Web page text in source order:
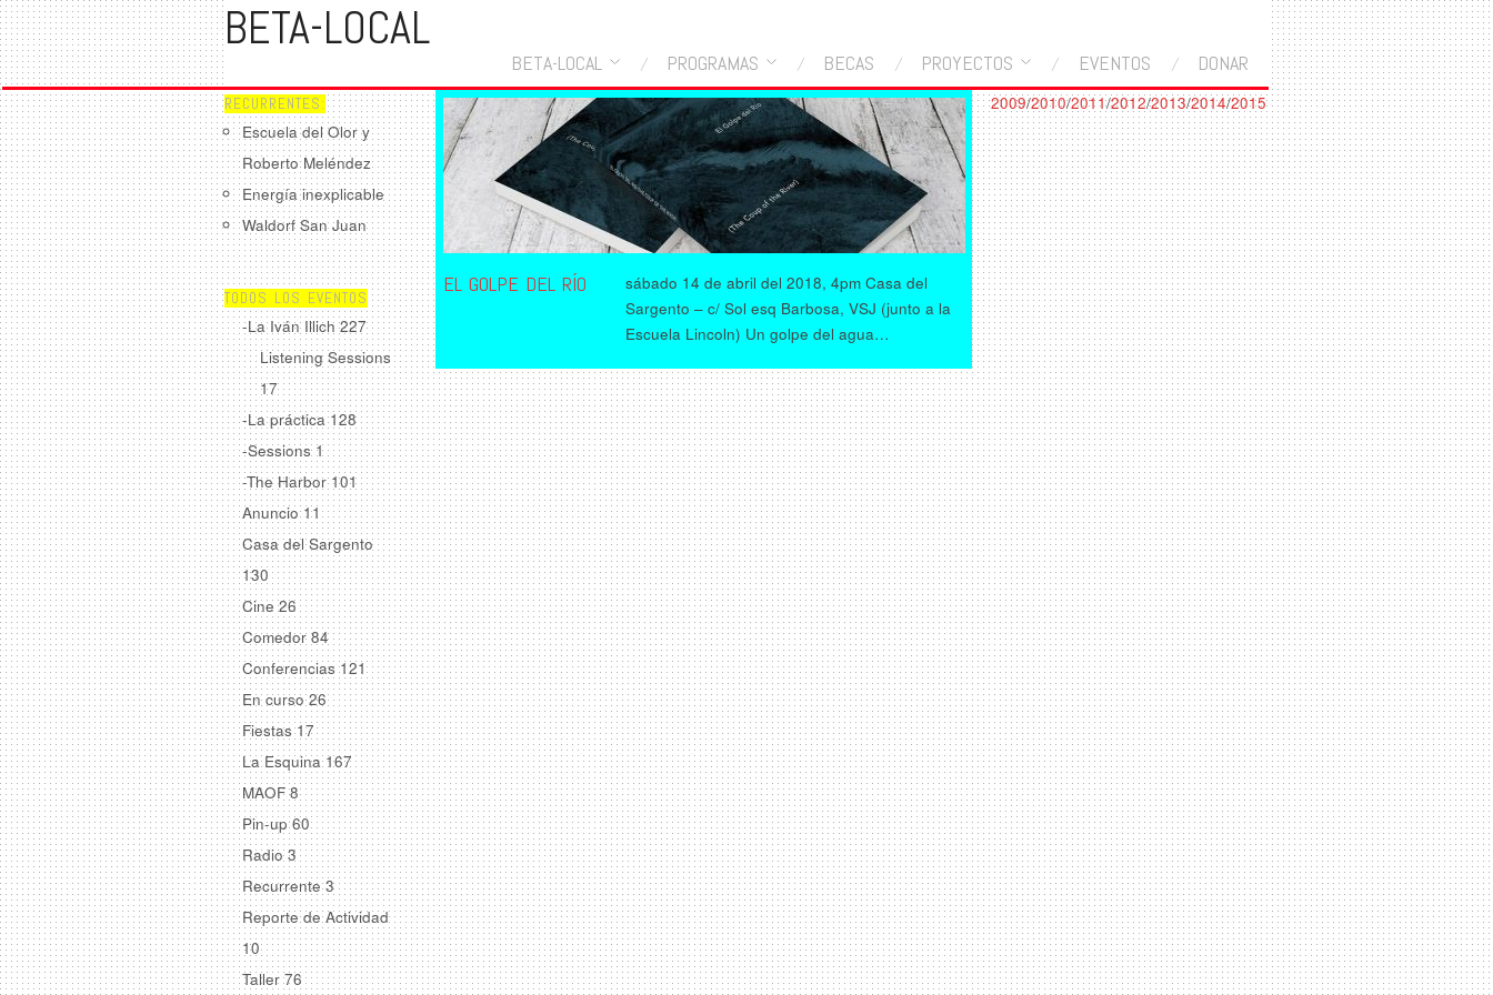
BETA-LOCAL
BETA-LOCAL PROGRAMAS BECAS PROYECTOS EVENTOS DONAR
RECURRENTES:
Escuela del Olor y
Roberto Meléndez
Energía inexplicable
Waldorf San Juan
TODOS LOS EVENTOS
-La Iván Illich227
Listening Sessions
17
-La práctica128
-Sessions 1
-The Harbor101
Anuncio11
Casa del Sargento
130
Cine26
Comedor 84
Conferencias121
En curso26
Fiestas17
La Esquina167
MAOF8
Pin-up60
Radio3
Recurrente3
Reporte de Actividad
10
Taller76
EL GOLPE DEL RÍO
sábado 14 de abril del 2018, 4pm Casa del
Sargento – c/ Sol esq Barbosa, VSJ (junto a la
Escuela Lincoln) Un golpe del agua…
2009/2010/2011/2012/2013/2014/2015